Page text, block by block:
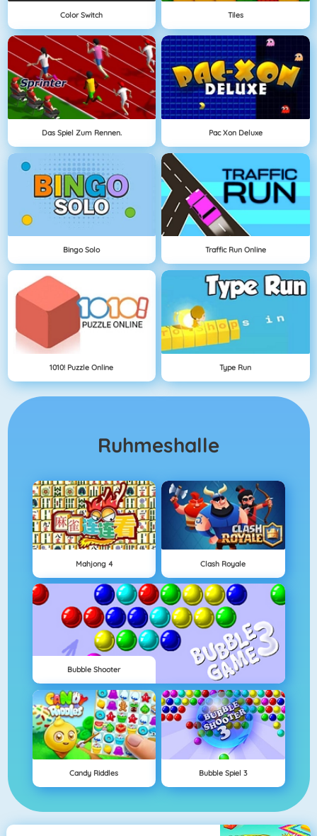
Color Switch Tiles
Das Spiel Zum Rennen. Pac Xon Deluxe
Bingo Solo Traffic Run Online
1010! Puzzle Online Type Run
Ruhmeshalle
Mahjong 4 Clash Royale
Bubble Shooter
Candy Riddles Bubble Spiel 3